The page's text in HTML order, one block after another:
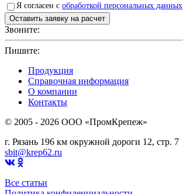
Я согласен с обработкой персональных данных
Звоните:
Пишите:
Продукция
Справочная информация
О компании
Контакты
© 2005 - 2026 OOO «ПромКрепеж»
г. Рязань 196 км окружной дороги 12, стр. 7
sbit@krep62.ru
Все статьи